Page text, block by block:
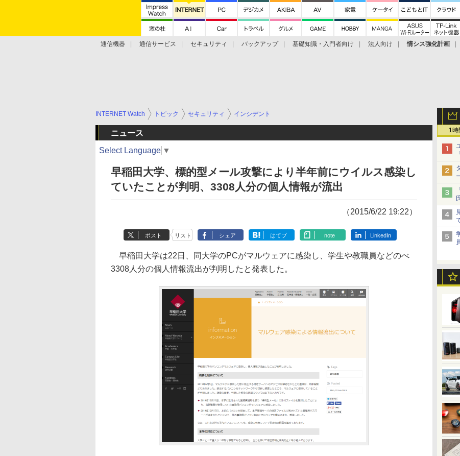
通信機器 通信サービス セキュリティ バックアップ 基礎知識・入門者向け 法人向け 情シス強化計画
1時
INTERNET Watch トピック セキュリティ インシデント
ニュース
Select Language ▼
早稲田大学、標的型メール攻撃により半年前にウイルス感染し
ていたことが判明、3308人分の個人情報が流出
（2015/6/22 19:22）
ポスト リスト シェア はてブ note LinkedIn
早稲田大学は22日、同大学のPCがマルウェアに感染し、学生や教職員などのべ
3308人分の個人情報流出が判明したと発表した。